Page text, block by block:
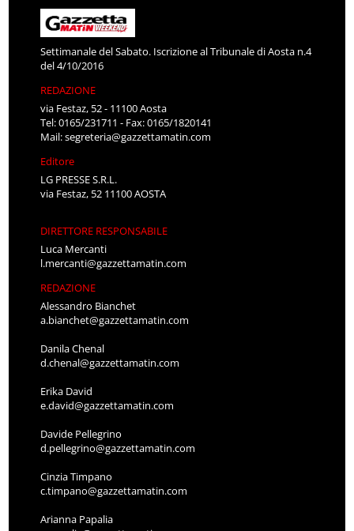
Settimanale del Sabato. Iscrizione al Tribunale di Aosta n.4
del 4/10/2016
REDAZIONE
via Festaz, 52 - 11100 Aosta
Tel: 0165/231711 - Fax: 0165/1820141
Mail:segreteria@gazzettamatin.com
Editore
LG PRESSE S.R.L.
via Festaz, 52 11100 AOSTA
DIRETTORE RESPONSABILE
Luca Mercanti
l.mercanti@gazzettamatin.com
REDAZIONE
Alessandro Bianchet
a.bianchet@gazzettamatin.com
Danila Chenal
d.chenal@gazzettamatin.com
Erika David
e.david@gazzettamatin.com
Davide Pellegrino
d.pellegrino@gazzettamatin.com
Cinzia Timpano
c.timpano@gazzettamatin.com
Arianna Papalia